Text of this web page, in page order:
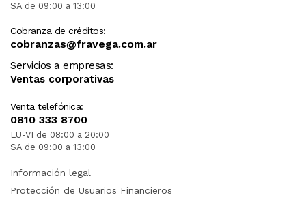
SA de 09:00 a 13:00
Cobranza de créditos:
cobranzas@fravega.com.ar
Servicios a empresas:
Ventas corporativas
Venta telefónica:
0810 333 8700
LU-VI de 08:00 a 20:00
SA de 09:00 a 13:00
Información legal
Protección de Usuarios Financieros